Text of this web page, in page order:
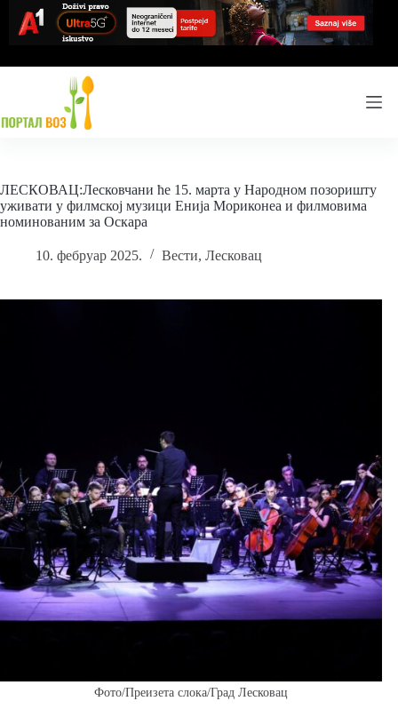
content
ЛЕСКОВАЦ:Лесковчани ће 15. марта у Народном позоришту
уживати у филмској музици Енија Мориконеа и филмовима
номинованим за Оскара
10. фебруар 2025. Вести, Лесковац
Фото/Преизета слока/Град Лесковац